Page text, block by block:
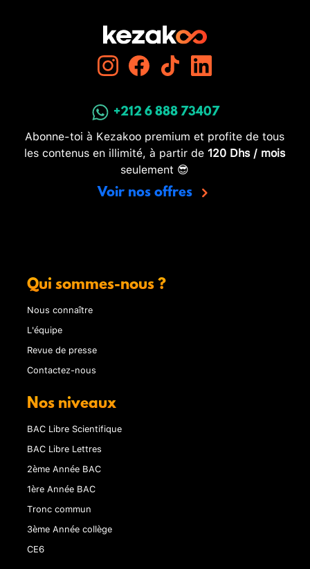
+212 6 888 73407
Abonne-toi à Kezakoo premium et profite de tous
les contenus en illimité, à partir de 120 Dhs / mois
seulement 😎
Voir nos offres
Qui sommes-nous ?
Nous connaître
L'équipe
Revue de presse
Contactez-nous
Nos niveaux
BAC Libre Scientifique
BAC Libre Lettres
2ème Année BAC
1ère Année BAC
Tronc commun
3ème Année collège
CE6